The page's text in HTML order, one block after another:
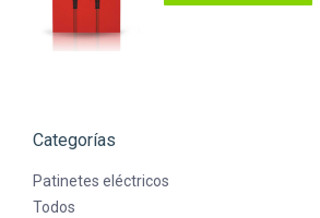
Categorías
Patinetes eléctricos
Todos